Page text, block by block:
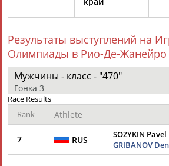
Каримжан
АБДРАХМАНОВ
Аделя
АБДРАХМАНОВА
Андрей
Рамазан
АБДУЛАЕВ
Тагир
АБДУЛАЕВ
Результаты выступлений на
Олимпиады в Рио-Де-Жанейро
Мужчины - класс - "470"
Гонка 3
Race Results
Rank
Athlete
7 RUS
SOZYKIN Pavel
GRIBANOV